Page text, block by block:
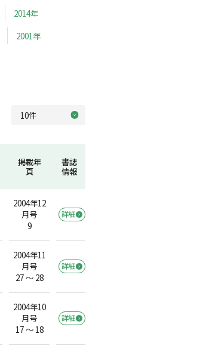
2014年
2001年
掲載年
頁
書誌
情報
2004年12
月号
9
詳細
2004年11
月号
27 ～ 28
詳細
2004年10
月号
17 ～ 18
詳細